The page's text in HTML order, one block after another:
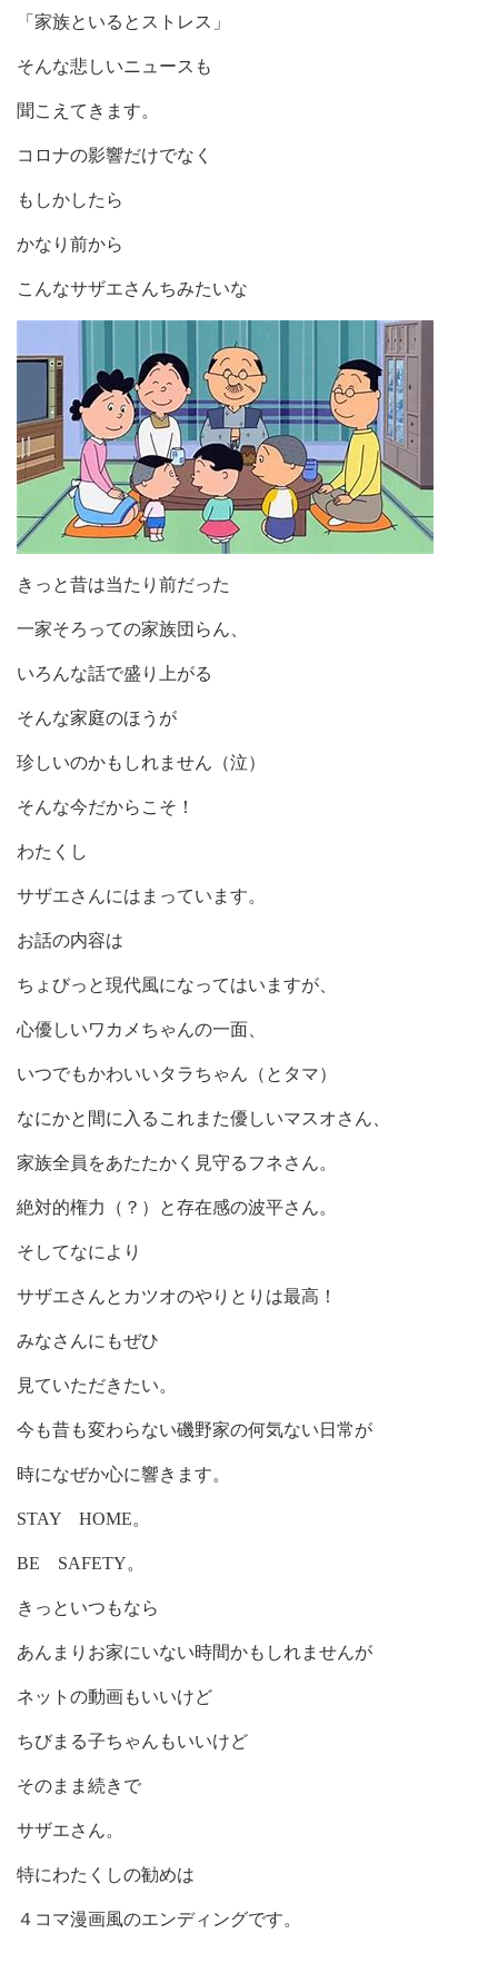
「家族といるとストレス」
そんな悲しいニュースも
聞こえてきます。
コロナの影響だけでなく
もしかしたら
かなり前から
こんなサザエさんちみたいな
きっと昔は当たり前だった
一家そろっての家族団らん、
いろんな話で盛り上がる
そんな家庭のほうが
珍しいのかもしれません（泣）
そんな今だからこそ！
わたくし
サザエさんにはまっています。
お話の内容は
ちょびっと現代風になってはいますが、
心優しいワカメちゃんの一面、
いつでもかわいいタラちゃん（とタマ）
なにかと間に入るこれまた優しいマスオさん、
家族全員をあたたかく見守るフネさん。
絶対的権力（？）と存在感の波平さん。
そしてなにより
サザエさんとカツオのやりとりは最高！
みなさんにもぜひ
見ていただきたい。
今も昔も変わらない磯野家の何気ない日常が
時になぜか心に響きます。
STAY HOME。
BE SAFETY。
きっといつもなら
あんまりお家にいない時間かもしれませんが
ネットの動画もいいけど
ちびまる子ちゃんもいいけど
そのまま続きで
サザエさん。
特にわたくしの勧めは
４コマ漫画風のエンディングです。